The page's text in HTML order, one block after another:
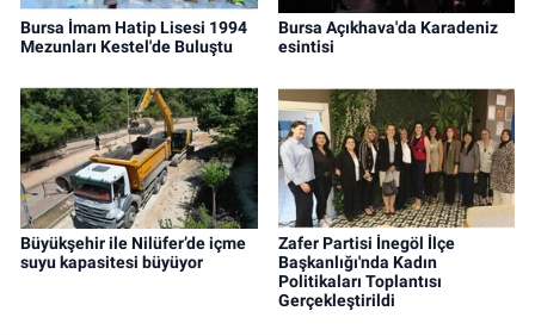
Bursa İmam Hatip Lisesi 1994
Mezunları Kestel'de Buluştu
Bursa Açıkhava'da Karadeniz
esintisi
Büyükşehir ile Nilüfer’de içme
suyu kapasitesi büyüyor
Zafer Partisi İnegöl İlçe
Başkanlığı'nda Kadın
Politikaları Toplantısı
Gerçekleştirildi